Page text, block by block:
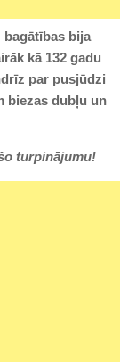
bagātības bija
kā 132 gadu
par pusjūdzi
biezas dubļu un
turpinājumu!